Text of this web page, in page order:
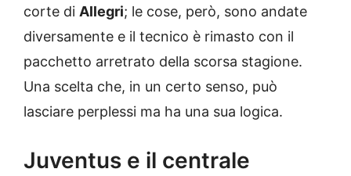
corte di Allegri; le cose, però, sono andate
diversamente e il tecnico è rimasto con il
pacchetto arretrato della scorsa stagione.
Una scelta che, in un certo senso, può
lasciare perplessi ma ha una sua logica.
Juventus e il centrale